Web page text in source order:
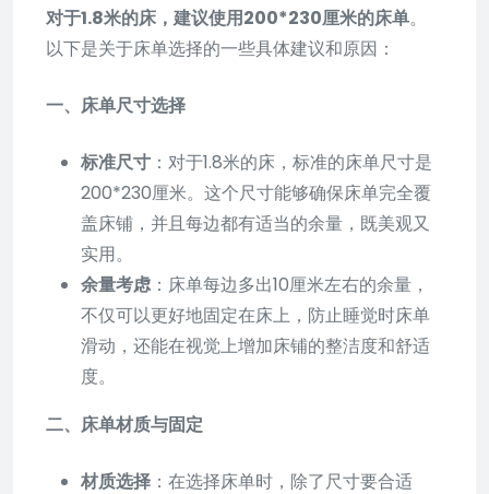
对于1.8米的床，建议使用200*230厘米的床单。
以下是关于床单选择的一些具体建议和原因：
一、床单尺寸选择
标准尺寸 ：对于1.8米的床，标准的床单尺寸是
200*230厘米。这个尺寸能够确保床单完全覆
盖床铺，并且每边都有适当的余量，既美观又
实用。
余量考虑：床单每边多出10厘米左右的余量，
不仅可以更好地固定在床上，防止睡觉时床单
滑动，还能在视觉上增加床铺的整洁度和舒适
度。
二、床单材质与固定
材质选择 ：在选择床单时，除了尺寸要合适